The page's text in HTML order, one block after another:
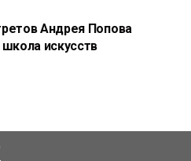
Андрея Попова
искусств